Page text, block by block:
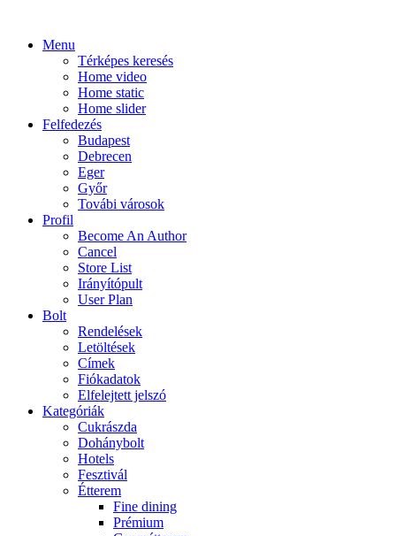
Menu
Térképes keresés
Home video
Home static
Home slider
Felfedezés
Budapest
Debrecen
Eger
Győr
Továbi városok
Profil
Become An Author
Cancel
Store List
Irányítópult
User Plan
Bolt
Rendelések
Letöltések
Címek
Fiókadatok
Elfelejtett jelszó
Kategóriák
Cukrászda
Dohánybolt
Hotels
Fesztivál
Étterem
Fine dining
Prémium